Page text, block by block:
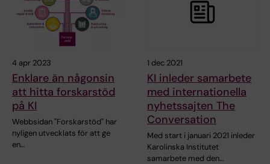
4 apr 2023
Enklare än någonsin
att hitta forskarstöd
på KI
Webbsidan "Forskarstöd" har
nyligen utvecklats för att ge
en…
1 dec 2021
KI inleder samarbete
med internationella
nyhetssajten The
Conversation
Med start i januari 2021 inleder
Karolinska Institutet
samarbete med den…